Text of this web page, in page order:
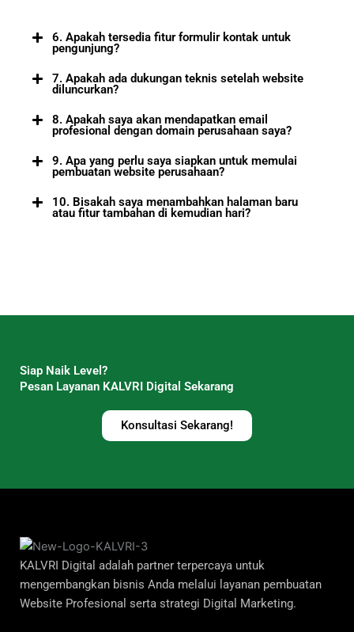
6. Apakah tersedia fitur formulir kontak untuk
pengunjung?
7. Apakah ada dukungan teknis setelah website
diluncurkan?
8. Apakah saya akan mendapatkan email
profesional dengan domain perusahaan saya?
9. Apa yang perlu saya siapkan untuk memulai
pembuatan website perusahaan?
10. Bisakah saya menambahkan halaman baru
atau fitur tambahan di kemudian hari?
Siap Naik Level?
Pesan Layanan KALVRI Digital Sekarang
Konsultasi Sekarang!
KALVRI Digital adalah partner terpercaya untuk
mengembangkan bisnis Anda melalui layanan pembuatan
Website Profesional serta strategi Digital Marketing.